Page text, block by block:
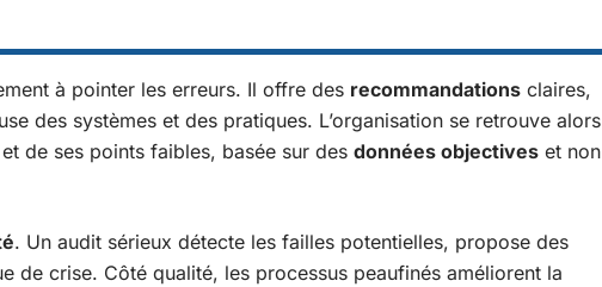
à pointer les erreurs. Il offre des recommandations claires,
des systèmes et des pratiques. L’organisation se retrouve alors
de ses points faibles, basée sur des données objectives et non
. Un audit sérieux détecte les failles potentielles, propose des
de crise. Côté qualité, les processus peaufinés améliorent la